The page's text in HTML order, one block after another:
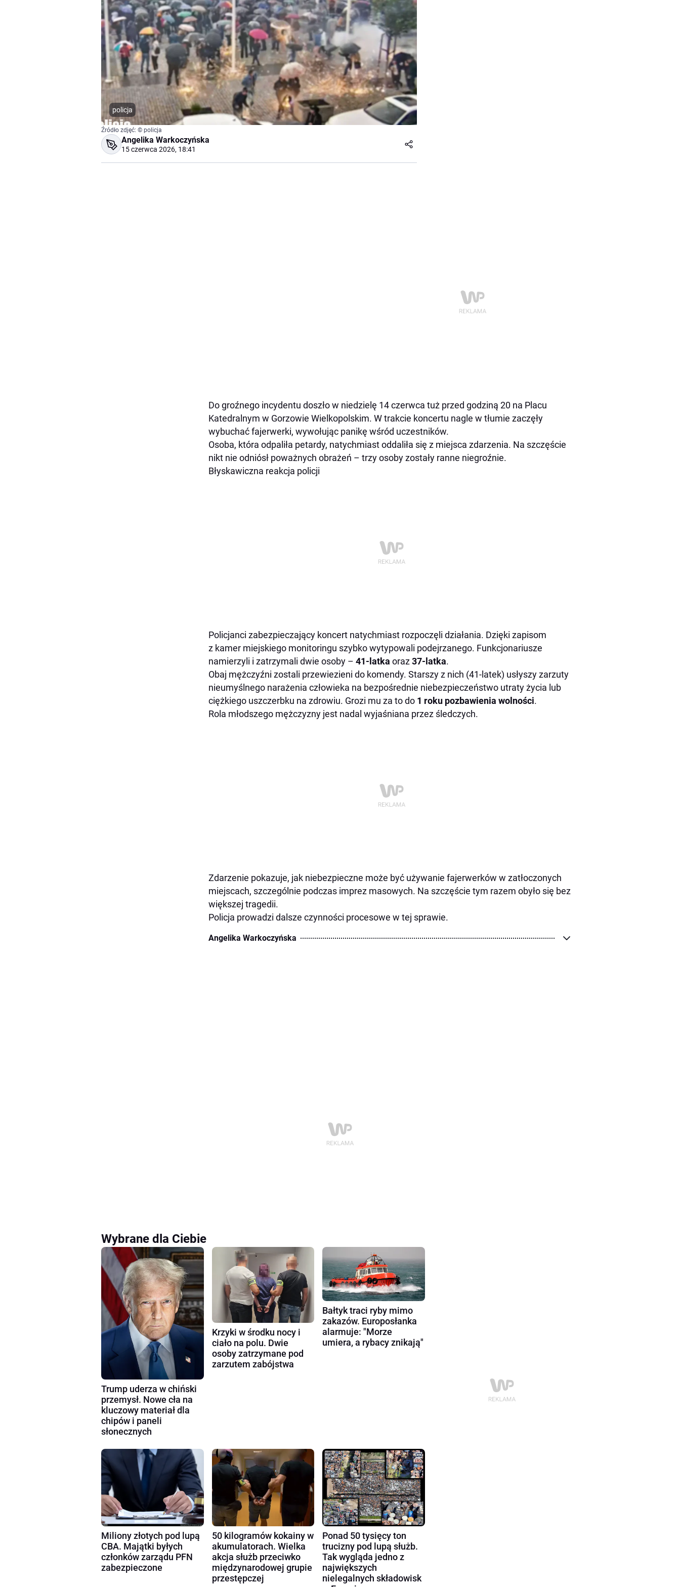
policja
Źródło zdjęć: © policja
Angelika Warkoczyńska
15 czerwca 2026, 18:41
Do groźnego incydentu doszło w niedzielę 14 czerwca tuż przed godziną 20 na Placu
Katedralnym w Gorzowie Wielkopolskim. W trakcie koncertu nagle w tłumie zaczęły
wybuchać fajerwerki, wywołując panikę wśród uczestników.
Osoba, która odpaliła petardy, natychmiast oddaliła się z miejsca zdarzenia. Na szczęście
nikt nie odniósł poważnych obrażeń – trzy osoby zostały ranne niegroźnie.
Błyskawiczna reakcja policji
Policjanci zabezpieczający koncert natychmiast rozpoczęli działania. Dzięki zapisom
z kamer miejskiego monitoringu szybko wytypowali podejrzanego. Funkcjonariusze
namierzyli i zatrzymali dwie osoby – 41-latka oraz37-latka.
Obaj mężczyźni zostali przewiezieni do komendy. Starszy z nich (41-latek) usłyszy zarzuty
nieumyślnego narażenia człowieka na bezpośrednie niebezpieczeństwo utraty życia lub
ciężkiego uszczerbku na zdrowiu. Grozi mu za to do 1 roku pozbawienia wolności.
Rola młodszego mężczyzny jest nadal wyjaśniana przez śledczych.
Zdarzenie pokazuje, jak niebezpieczne może być używanie fajerwerków w zatłoczonych
miejscach, szczególnie podczas imprez masowych. Na szczęście tym razem obyło się bez
większej tragedii.
Policja prowadzi dalsze czynności procesowe w tej sprawie.
Angelika Warkoczyńska
Wybrane dla Ciebie
Trump uderza w chiński
przemysł. Nowe cła na
kluczowy materiał dla
chipów i paneli
słonecznych
Krzyki w środku nocy i
ciało na polu. Dwie
osoby zatrzymane pod
zarzutem zabójstwa
Bałtyk traci ryby mimo
zakazów. Europosłanka
alarmuje: "Morze
umiera, a rybacy znikają"
Miliony złotych pod lupą
CBA. Majątki byłych
członków zarządu PFN
zabezpieczone
50 kilogramów kokainy w
akumulatorach. Wielka
akcja służb przeciwko
międzynarodowej grupie
przestępczej
Ponad 50 tysięcy ton
trucizny pod lupą służb.
Tak wygląda jedno z
największych
nielegalnych składowisk